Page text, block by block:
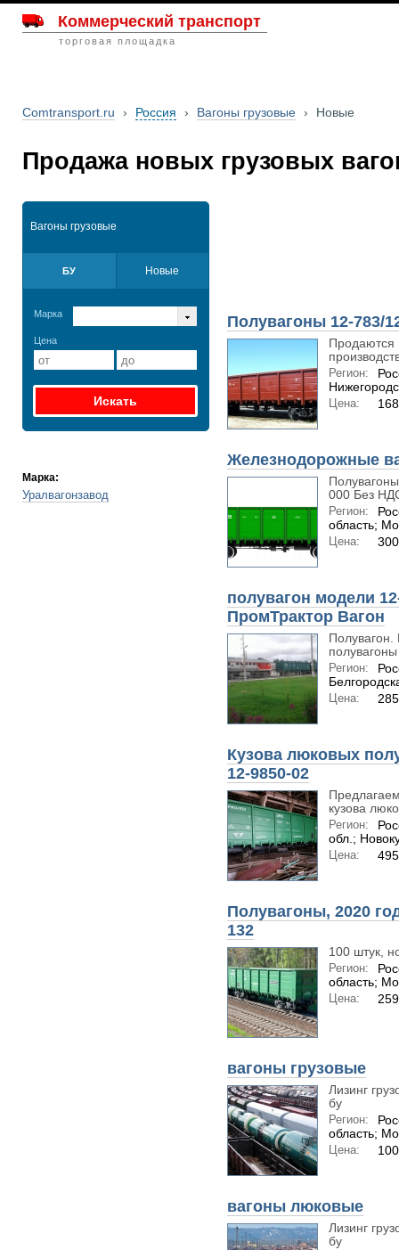
Коммерческий транспорт
торговая площадка
Comtransport.ru › Россия › Вагоны грузовые › Новые
Продажа новых грузовых
Вагоны грузовые
БУ Новые
Марка
Цена
Марка:
Уралвагонзавод
Полувагоны 12-783/
Продаются
Регион:
Цена:
Железнодорожные
000 Без
Регион:
область;
Цена:
полувагон модели
ПромТрактор Вагон
Регион:
Цена:
Кузова люковых
12-9850-02
кузова
Регион:
обл.;
Цена:
Полувагоны, 2020
132
100 штук,
Регион:
область;
Цена:
вагоны грузовые
Лизинг
бу
Регион:
область;
Цена:
вагоны люковые
Лизинг
бу